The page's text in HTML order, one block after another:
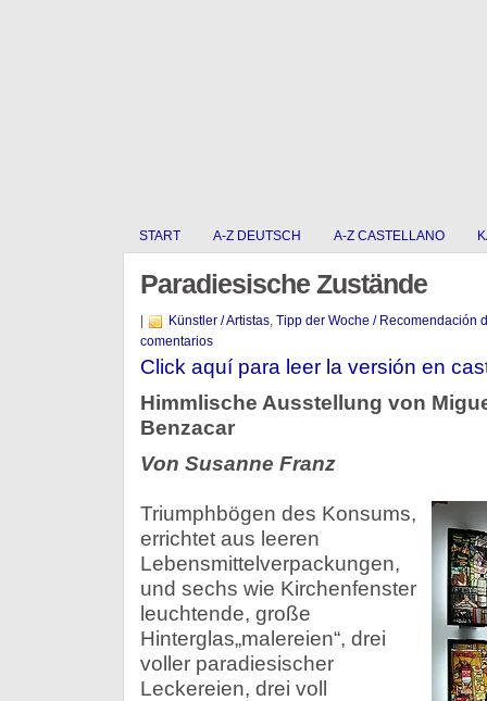
START A-Z DEUTSCH A-Z CASTELLANO
Paradiesische Zustände
Künstler / Artistas, Tipp der Woche / Recomendación
comentarios
Click aquí para leer la versión en
Himmlische Ausstellung von
Benzacar
Von Susanne Franz
Triumphbögen des Konsums,
errichtet aus leeren
Lebensmittelverpackungen,
und sechs wie Kirchenfenster
leuchtende, große
Hinterglas„malereien“, drei
voller paradiesischer
Leckereien, drei voll